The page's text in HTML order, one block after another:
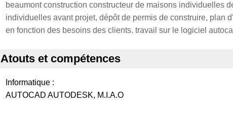
beaumont construction constructeur de maisons individuelles
individuelles avant projet, dépôt de permis de construire, plan
en fonction des besoins des clients. travail sur le logiciel
Atouts et compétences
Informatique :
AUTOCAD AUTODESK, M.I.A.O